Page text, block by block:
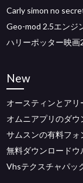
Carly simon no
Geo-mod 2.5エンジ
ハリーポッター映画
New
オースティンとア
オムニアプリのダウ
サムスンの有料フ
無料ダウンロード
Vhsテクスチャパッ